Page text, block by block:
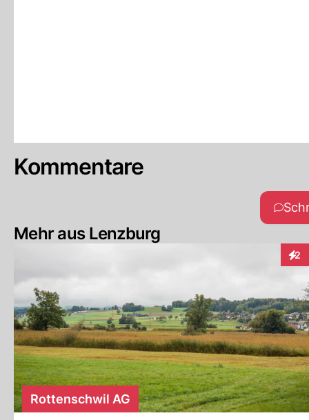
Kommentare
Mehr aus Lenzburg
2
Rottenschwil AG